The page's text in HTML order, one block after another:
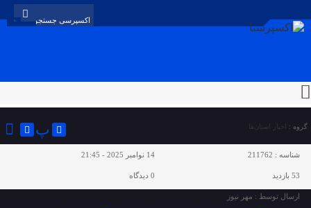
گروه : اخبار استان‌ها پ
شناسه : 211762 14 نوامبر 2025 - 21:45
53 بازدید 0 دیدگاه
ارسال توسط : مهر نیوز